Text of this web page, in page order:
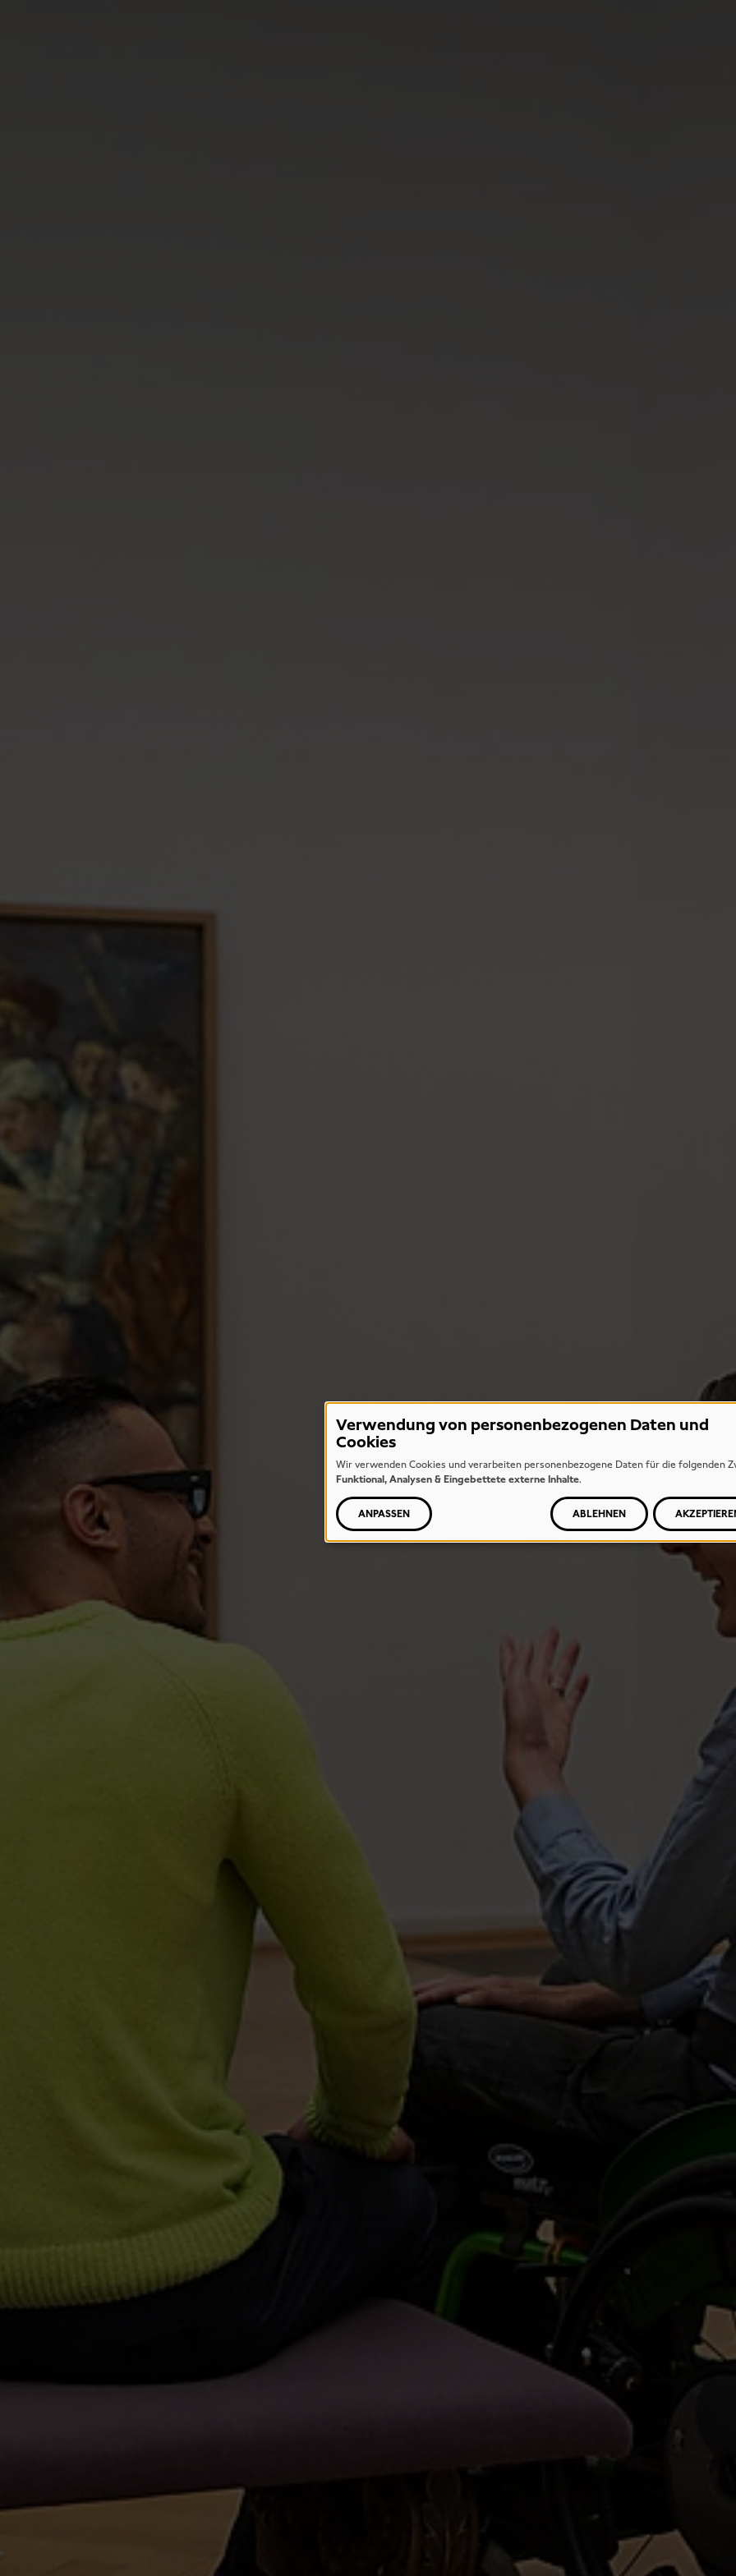
Verwendung von personenbezogenen Daten und
Cookies
Wir verwenden Cookies und verarbeiten personenbezogene Daten für die folgenden
Funktional, Analysen & Eingebettete externe Inhalte.
ANPASSEN ABLEHNEN